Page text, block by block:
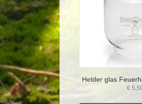
Helder glas
€